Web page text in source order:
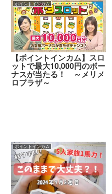
ポイントインカム
【ポイントインカム】スロ
ットで最大10,000円のボー
ナスが当たる！ ～メリメ
ロプラザ～
ポイントインカム